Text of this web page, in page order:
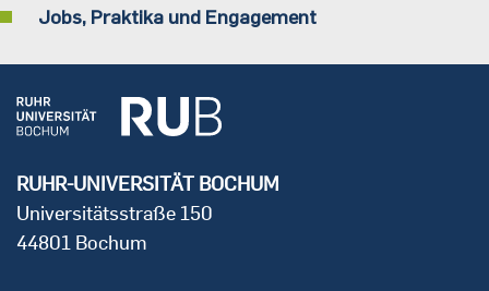
Jobs, Praktika und Engagement
RUHR-UNIVERSITÄT BOCHUM
Universitätsstraße 150
44801 Bochum